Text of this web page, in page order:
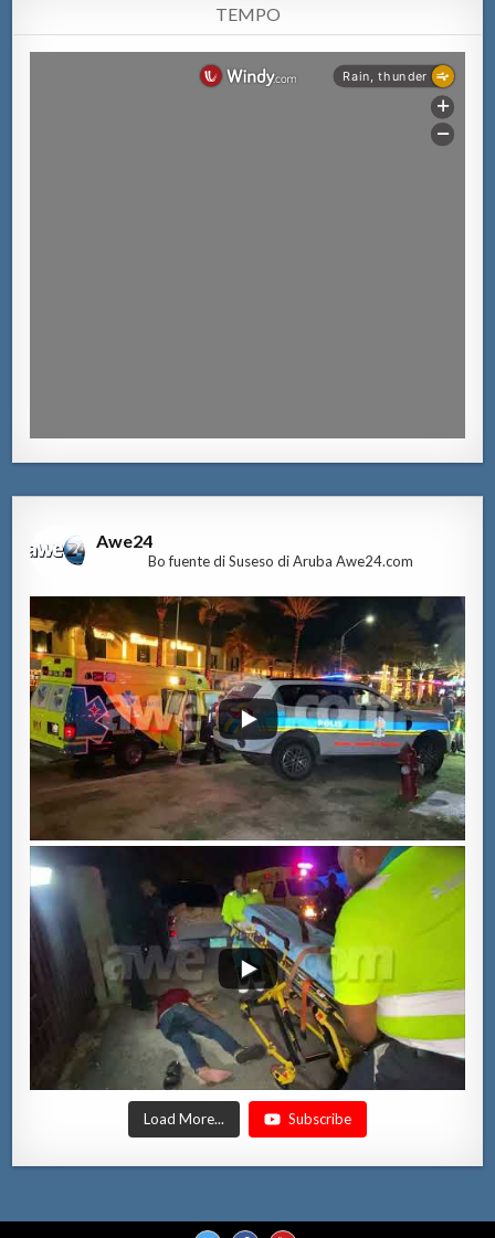
TEMPO
Awe24
Bo fuente di Suseso di Aruba Awe24.com
Load More... Subscribe